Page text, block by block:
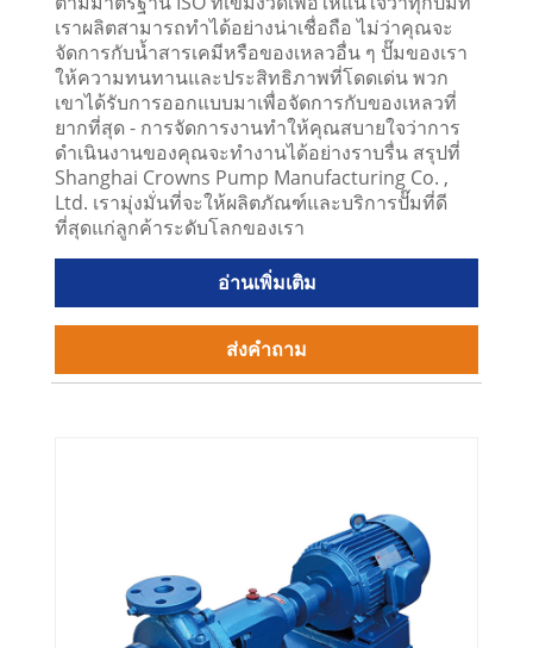
เราผลิตสามารถทำได้อย่างน่าเชื่อถือ ไม่ว่าคุณจะ
จัดการกับน้ำสารเคมีหรือของเหลวอื่น ๆ ปั๊มของเรา
ให้ความทนทานและประสิทธิภาพที่โดดเด่น พวก
เขาได้รับการออกแบบมาเพื่อจัดการกับของเหลวที่
ยากที่สุด - การจัดการงานทำให้คุณสบายใจว่าการ
ดำเนินงานของคุณจะทำงานได้อย่างราบรื่น สรุปที่
Shanghai Crowns Pump Manufacturing Co. ,
Ltd. เรามุ่งมั่นที่จะให้ผลิตภัณฑ์และบริการปั๊มที่ดี
ที่สุดแก่ลูกค้าระดับโลกของเรา
อ่านเพิ่มเติม
ส่งคำถาม